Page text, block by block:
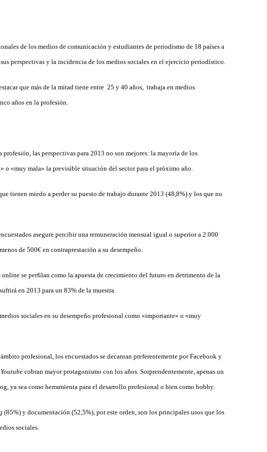
de los medios de comunicación y estudiantes de periodismo de 18 países a
perspectivas y la incidencia de los medios sociales en el ejercicio periodístico.
que más de la mitad tiene entre 25 y 40 años, trabaja en medios
años en la profesión.
las perspectivas para 2013 no son mejores: la mayoría de los
o «muy mala» la previsible situación del sector para el próximo año.
tienen miedo a perder su puesto de trabajo durante 2013 (48,8%) y los que no
asegure percibir una remuneración mensual igual o superior a 2.000
de 500€ en contraprestación a su desempeño.
online se perfilan como la apuesta de crecimiento del futuro en detrimento de la
en 2013 para un 83% de la muestra.
sociales en su desempeño profesional como «importante» o «muy
profesional, los encuestados se decantan preferentemente por Facebook y
Youtube cobran mayor protagonismo con los años. Sorprendentemente, apenas un
ya sea como herramienta para el desarrollo profesional o bien como hobby.
(85%) y documentación (52,5%), por este orden, son los principales usos que los
sociales.